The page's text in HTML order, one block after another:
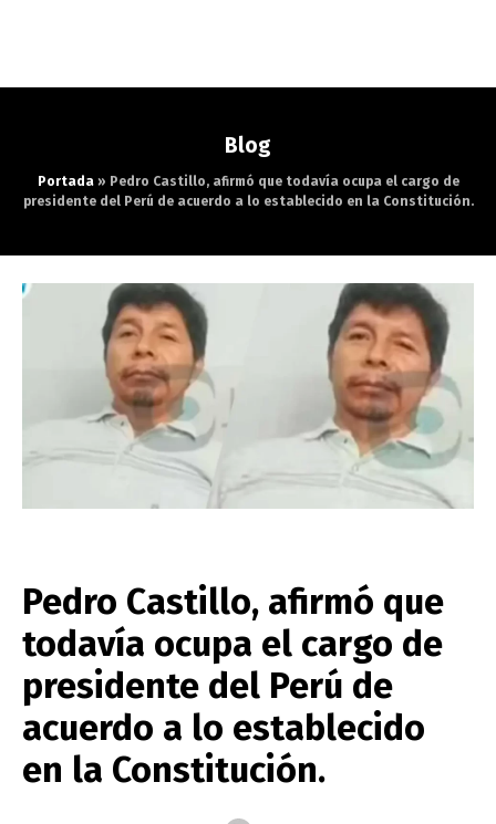
Blog
Portada» Pedro Castillo, afirmó que todavía ocupa el cargo de
presidente del Perú de acuerdo a lo establecido en la Constitución.
Pedro Castillo, afirmó que
todavía ocupa el cargo de
presidente del Perú de
acuerdo a lo establecido
en la Constitución.